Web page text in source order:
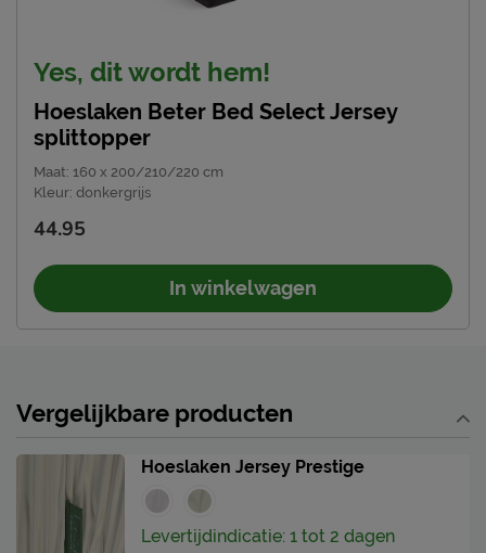
Yes, dit wordt hem!
Hoeslaken Beter Bed Select Jersey
splittopper
Maat: 160 x 200/210/220 cm
Kleur: donkergrijs
44.95
In winkelwagen
Vergelijkbare producten
Hoeslaken Jersey Prestige
Levertijdindicatie: 1 tot 2 dagen